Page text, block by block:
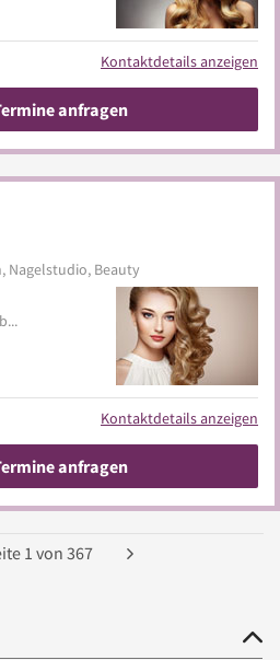
Kontaktdetails anzeigen
anfragen
Nagelstudio, Beauty
Kontaktdetails anzeigen
anfragen
1 von 367